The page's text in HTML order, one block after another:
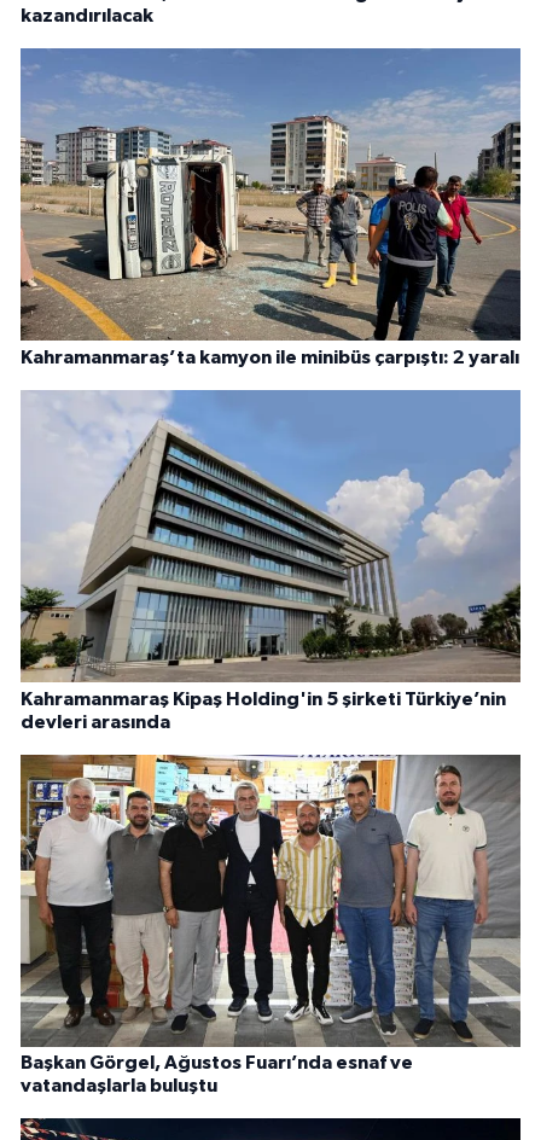
kazandırılacak
Kahramanmaraş’ta kamyon ile minibüs çarpıştı: 2 yaralı
Kahramanmaraş Kipaş Holding'in 5 şirketi Türkiye’nin
devleri arasında
Başkan Görgel, Ağustos Fuarı’nda esnaf ve
vatandaşlarla buluştu